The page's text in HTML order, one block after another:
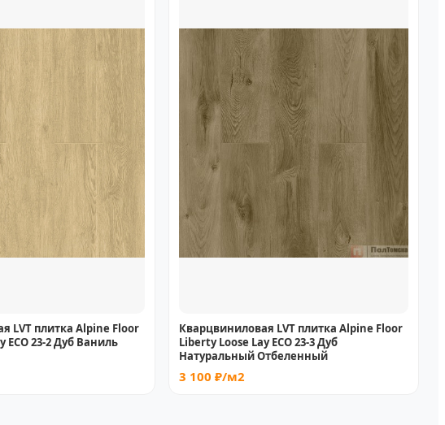
LVT плитка Alpine Floor
ECO 23-2 Дуб Ваниль
Кварцвиниловая LVT плитка Alpine Floor
Liberty Loose Lay ECO 23-3 Дуб
Натуральный Отбеленный
3 100 ₽/м2